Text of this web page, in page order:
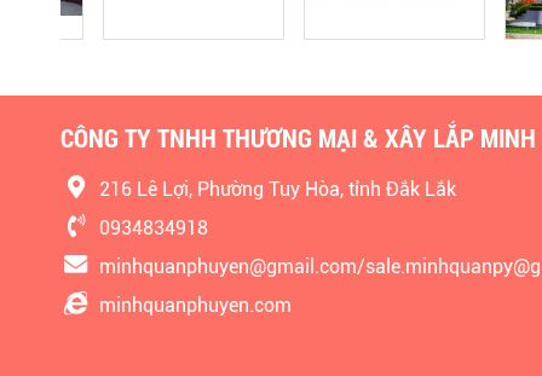
CÔNG TY TNHH THƯƠNG MẠI & XÂY LẮP
216 Lê Lợi, Phường Tuy Hòa, tỉnh Đắk Lắk
0934834918
minhquanphuyen@gmail.com/
minhquanphuyen.com